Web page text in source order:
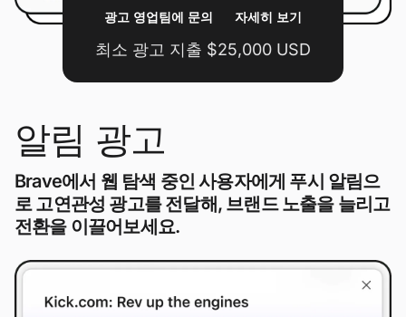
광고 영업팀에 문의 자세히 보기
최소 광고 지출 $25,000 USD
알림 광고
Brave에서 웹 탐색 중인 사용자에게 푸시 알림으
로 고연관성 광고를 전달해, 브랜드 노출을 늘리고
전환을 이끌어보세요.